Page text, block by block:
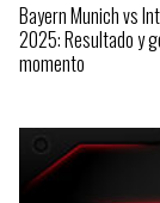
Bayern Munich vs
2025: Resultado y
momento